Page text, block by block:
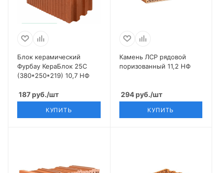
Блок керамический
Фурбау КераБлок 25С
(380*250*219) 10,7 НФ
187руб./шт
КУПИТЬ
Камень ЛСР рядовой
поризованный 11,2 НФ
294руб./шт
КУПИТЬ